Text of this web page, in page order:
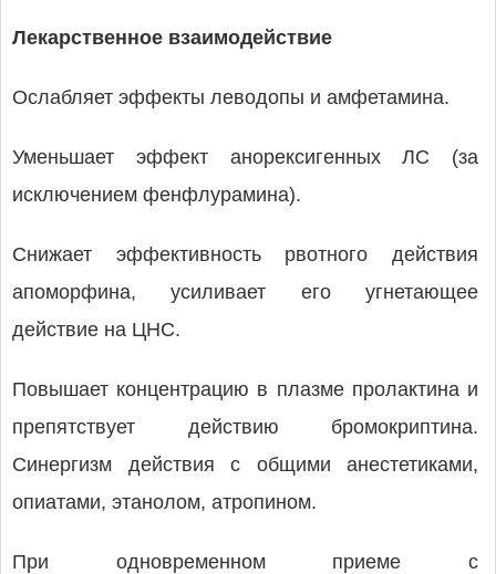
Лекарственное взаимодействие
Ослабляет эффекты леводопы и амфетамина.
Уменьшает эффект анорексигенных ЛС (за
исключением фенфлурамина).
Снижает эффективность рвотного действия
апоморфина, усиливает его угнетающее
действие на ЦНС.
Повышает концентрацию в плазме пролактина и
препятствует действию бромокриптина.
Синергизм действия с общими анестетиками,
опиатами, этанолом, атропином.
При одновременном приеме с